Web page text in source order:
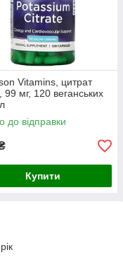
Vitamins, цитрат
99 мг, 120 веганських
до відправки
Купити